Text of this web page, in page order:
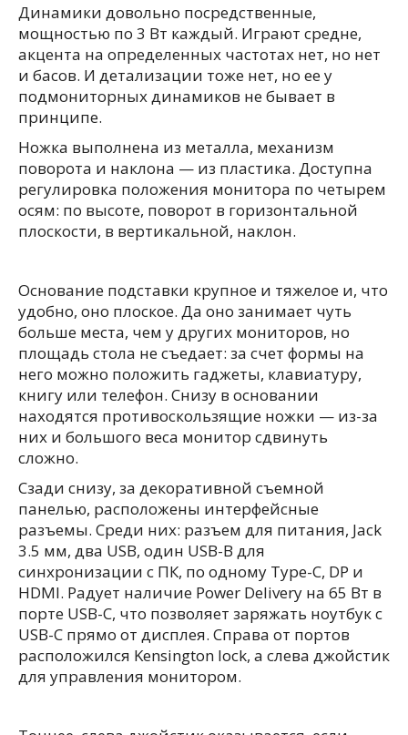
Динамики довольно посредственные,
мощностью по 3 Вт каждый. Играют средне,
акцента на определенных частотах нет, но нет
и басов. И детализации тоже нет, но ее у
подмониторных динамиков не бывает в
принципе.
Ножка выполнена из металла, механизм
поворота и наклона — из пластика. Доступна
регулировка положения монитора по четырем
осям: по высоте, поворот в горизонтальной
плоскости, в вертикальной, наклон.
Основание подставки крупное и тяжелое и, что
удобно, оно плоское. Да оно занимает чуть
больше места, чем у других мониторов, но
площадь стола не съедает: за счет формы на
него можно положить гаджеты, клавиатуру,
книгу или телефон. Снизу в основании
находятся противоскользящие ножки — из-за
них и большого веса монитор сдвинуть
сложно.
Сзади снизу, за декоративной съемной
панелью, расположены интерфейсные
разъемы. Среди них: разъем для питания, Jack
3.5 мм, два USB, один USB-B для
синхронизации с ПК, по одному Type-C, DP и
HDMI. Радует наличие Power Delivery на 65 Вт в
порте USB-C, что позволяет заряжать ноутбук с
USB-C прямо от дисплея. Справа от портов
расположился Kensington lock, а слева джойстик
для управления монитором.